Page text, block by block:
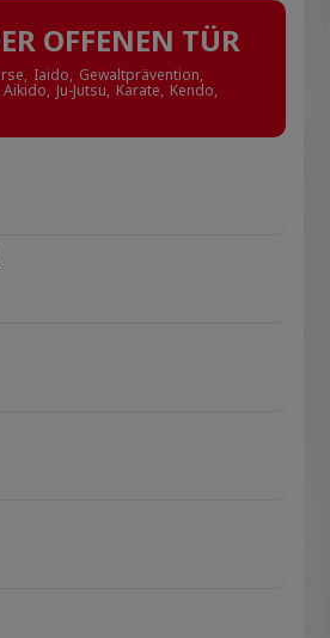
OFFENEN TÜR
Iaido, Gewaltprävention,
Aikido, Ju-Jutsu, Karate, Kendo,